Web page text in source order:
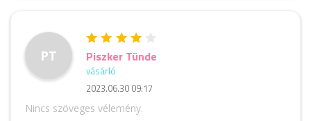
PT Piszker Tünde
vásárló
2023.06.30 09:17
Nincs szöveges vélemény.